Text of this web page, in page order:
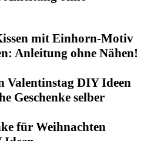
mit Einhorn-Motiv
Anleitung ohne Nähen!
Valentinstag DIY Ideen
Geschenke selber
für Weihnachten